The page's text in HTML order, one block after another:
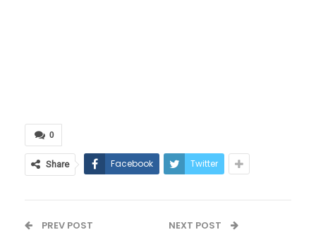
0
Share Facebook Twitter
PREV POST NEXT POST